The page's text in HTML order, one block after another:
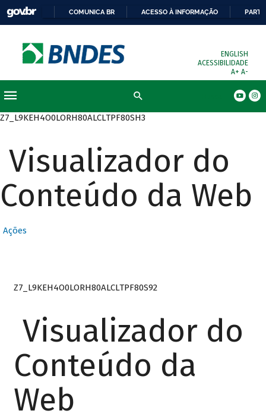
COMUNICA BR ACESSO À INFORMAÇÃO
ENGLISH
ACESSIBILIDADE
A+ A-
Z7_L9KEH4O0LORH80ALCLTPF80SH3
Visualizador do
Conteúdo da Web
Ações
Z7_L9KEH4O0LORH80ALCLTPF80S92
Visualizador do
Conteúdo da
Web